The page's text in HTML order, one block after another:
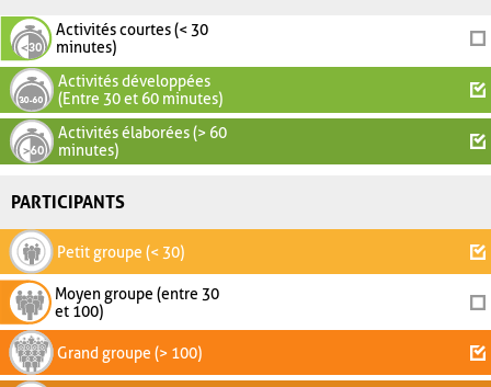
Activités courtes (< 30
minutes)
Activités développées
(Entre 30 et 60 minutes)
Activités élaborées (> 60
minutes)
PARTICIPANTS
Petit groupe (< 30)
Moyen groupe (entre 30
et 100)
Grand groupe (> 100)